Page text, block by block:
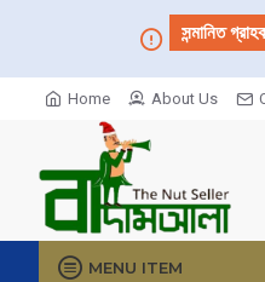
সন্মানিত
Home About Us
MENU ITEM